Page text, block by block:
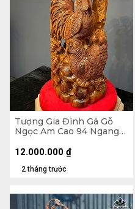
Tượng Gia Đình Gà Gỗ
Ngọc Am Cao 94 Ngang
2 tháng trước
12.000.000 ₫